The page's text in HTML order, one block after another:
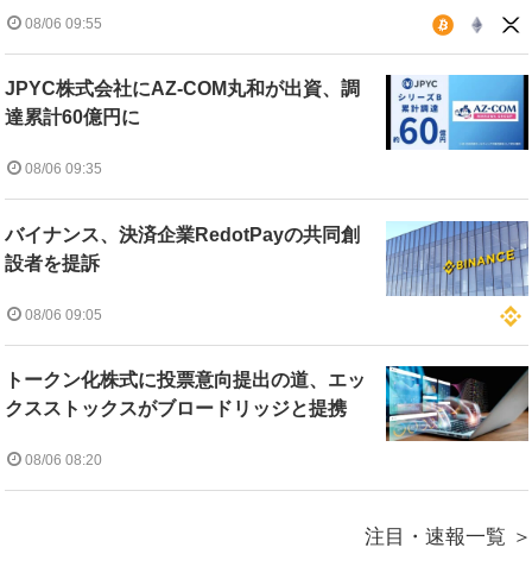
08/06 09:55
JPYC株式会社にAZ-COM丸和が出資、調
達累計60億円に
08/06 09:35
バイナンス、決済企業RedotPayの共同創
設者を提訴
08/06 09:05
トークン化株式に投票意向提出の道、エッ
クスストックスがブロードリッジと提携
08/06 08:20
注目・速報一覧